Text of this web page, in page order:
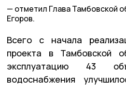
отметил Глава Тамбовской
Егоров.
Всего с начала
проекта в Тамбовской
эксплуатацию 43
водоснабжения